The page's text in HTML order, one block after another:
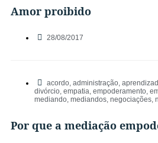
Amor proibido
28/08/2017
acordo, administração,
divórcio, empatia, empoderamento,
mediando, mediandos, negociações,
Por que a mediação